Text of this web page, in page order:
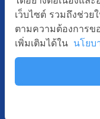
Follows
Copyright © 2020, All
เว็บไซต์ รวมถึงช่วย
ตามความต้องการข
เพิ่มเติมได้ใน นโยบ